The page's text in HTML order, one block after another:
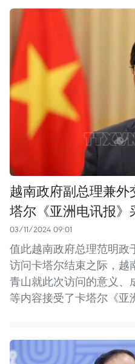
越南政府副总理兼
塔尔《亚洲电讯报》
03/11/2024 09:01
值此越南政府总理范明政
访问卡塔尔结束之际，越
青山就此次访问的意义、
等内容接受了卡塔尔《亚